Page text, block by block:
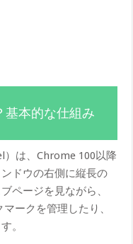
基本的な仕組み
）は、Chrome 100以降
ドウの右側に縦長の
ページを見ながら、
ークを管理したり、
。